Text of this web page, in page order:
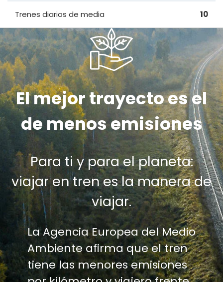
Trenes diarios de media 10
El mejor trayecto es el
de menos emisiones
Para ti y para el planeta:
viajar en tren es la manera de
viajar.
La Agencia Europea del Medio
Ambiente afirma que el tren
tiene las menores emisiones